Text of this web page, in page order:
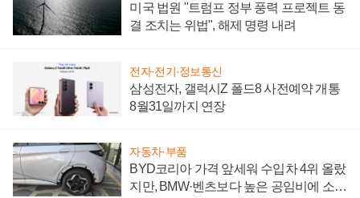
미국 법원 "트럼프 정부 풍력 프로젝트 동
결 조치는 위법", 해제 명령 내려
전자·전기·정보통신
삼성전자, 갤럭시Z 폴드8 사전예약 개통
8월31일까지 연장
자동차·부품
BYD코리아 가격 앞세워 수입차 4위 올랐
지만, BMW·벤츠보다 높은 공임비에 소비